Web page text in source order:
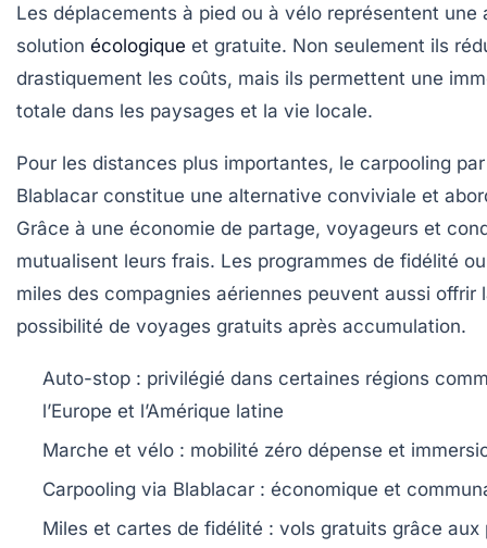
Les déplacements à pied ou à vélo représentent une
solution écologique et gratuite. Non seulement ils
drastiquement les coûts, mais ils permettent une
totale dans les paysages et la vie locale.
Pour les distances plus importantes, le carpooling par
Blablacar constitue une alternative conviviale et
Grâce à une économie de partage, voyageurs et
mutualisent leurs frais. Les programmes de fidélité
miles des compagnies aériennes peuvent aussi offrir
possibilité de voyages gratuits après accumulation.
Auto-stop : privilégié dans certaines régions
l’Europe et l’Amérique latine
Marche et vélo : mobilité zéro dépense et
Carpooling via Blablacar : économique et
Miles et cartes de fidélité : vols gratuits grâce aux